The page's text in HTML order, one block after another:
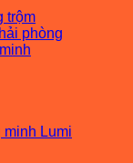
trộm
phòng
minh Lumi